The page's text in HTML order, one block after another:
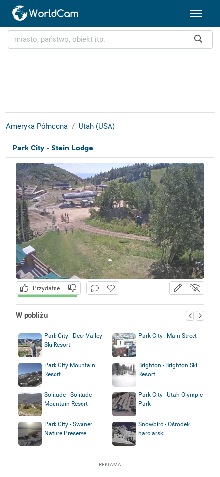
Ameryka Północna Utah (USA)
Park City - Stein Lodge
Przydatne
W pobliżu
Park City - Deer Valley
Ski Resort
Park City - Main Street
Park City Mountain
Resort
Brighton - Brighton Ski
Resort
Solitude - Solitude
Mountain Resort
Park City - Utah Olympic
Park
Park City - Swaner
Nature Preserve
Snowbird - Ośrodek
narciarski
REKLAMA